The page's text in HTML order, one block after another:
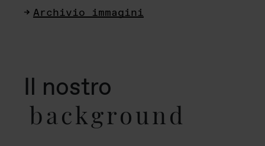
Archivio immagini
Il nostro
background